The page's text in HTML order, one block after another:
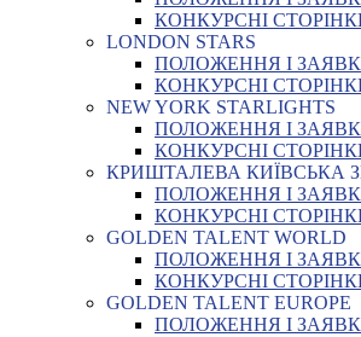
КОНКУРСНІ
LONDON STARS
ПОЛОЖЕННЯ І
КОНКУРСНІ
NEW YORK STARLIGHTS
ПОЛОЖЕННЯ І
КОНКУРСНІ
КРИШТАЛЕВА КИЇВСЬКА
ПОЛОЖЕННЯ І
КОНКУРСНІ
GOLDEN TALENT WORLD
ПОЛОЖЕННЯ І
КОНКУРСНІ
GOLDEN TALENT EUROPE
ПОЛОЖЕННЯ І